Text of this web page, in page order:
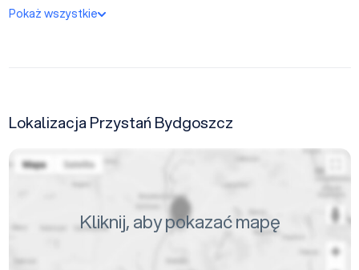
Pokaż wszystkie
Lokalizacja Przystań Bydgoszcz
Kliknij, aby pokazać mapę